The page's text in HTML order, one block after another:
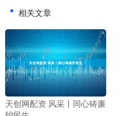
相关文章
​天创网配资 风采丨同心铸廉